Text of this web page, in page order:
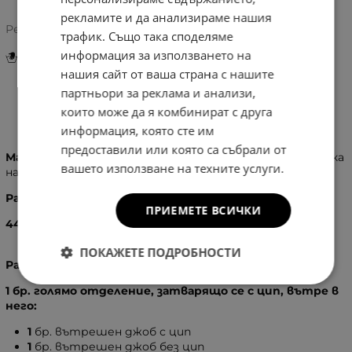
Инструкции за грижа и поддръжка
Рейтинг:
Информация
Материал:100 % Естествена кожа, изключително мека
на допир
Размери:
44
Разпределение:
1 бр. голямо отделение, затварящо се с цип, вътре в
него:
1 бр. вътрешен джоб с цип
1 бр. вътрешен джоб без цип
рекламите и да анализираме нашия
трафик. Също така споделяме
информация за използването на
нашия сайт от ваша страна с нашите
партньори за реклама и анализи,
които може да я комбинират с друга
информация, която сте им
предоставили или която са събрали от
вашето използване на техните услуги.
ПРИЕМЕТЕ ВСИЧКИ
ПОКАЖЕТЕ ПОДРОБНОСТИ